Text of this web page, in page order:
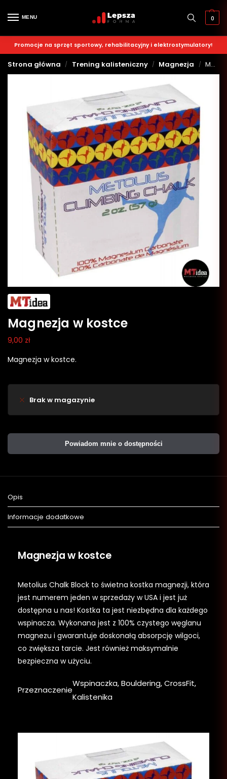
MENU 0
Promocje na sprzęt sportowy, rehabilitacyjny i elektrostymulatory!
Strona główna / Trening kalisteniczny / Magnezja / Magnezja w kostce
Magnezja w kostce
9,00 zł
Magnezja w kostce.
Brak w magazynie
Powiadom mnie o dostępności
Opis
Informacje dodatkowe
Magnezja w kostce
Metolius Chalk Block to świetna kostka magnezji, która
jest numerem jeden w sprzedaży w USA i jest już
dostępna u nas! Kostka ta jest niezbędna dla każdego
wspinacza. Wykonana jest z 100% czystego węglanu
magnezu i gwarantuje doskonałą absorpcję wilgoci,
co zwiększa tarcie. Jest również maksymalnie
bezpieczna w użyciu.
Przeznaczenie
Wspinaczka, Bouldering, CrossFit,
Kalistenika